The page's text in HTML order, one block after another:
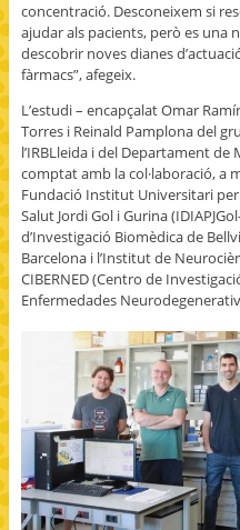
concentració. Desconeixem si
ajudar als pacients, però es una
descobrir noves dianes
fàrmacs”, afegeix.
L’estudi – encapçalat Omar
Torres i Reinald Pamplona del
l’IRBLleida i del Departament
comptat amb la col·laboració, a
Fundació Institut Universitari per
Salut Jordi Gol i Gurina
d’Investigació Biomèdica de
Barcelona i l’Institut de
CIBERNED (Centro de
Enfermedades